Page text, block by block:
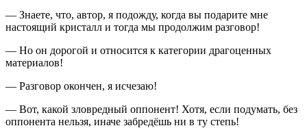
— Знаете, что, автор, я подожду, когда вы подарите мне
настоящий кристалл и тогда мы продолжим разговор!
— Но он дорогой и относится к категории драгоценных
материалов!
— Разговор окончен, я исчезаю!
— Вот, какой зловредный оппонент! Хотя, если подумать, без
оппонента нельзя, иначе забредёшь ни в ту степь!